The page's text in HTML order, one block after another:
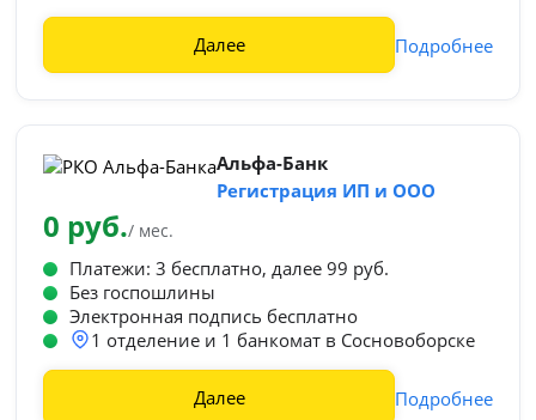
Далее Подробнее
Альфа-Банк
Регистрация ИП и ООО
0 руб./ мес.
Платежи: 3 бесплатно, далее 99 руб.
Без госпошлины
Электронная подпись бесплатно
1 отделение и 1 банкомат в Сосновоборске
Далее Подробнее